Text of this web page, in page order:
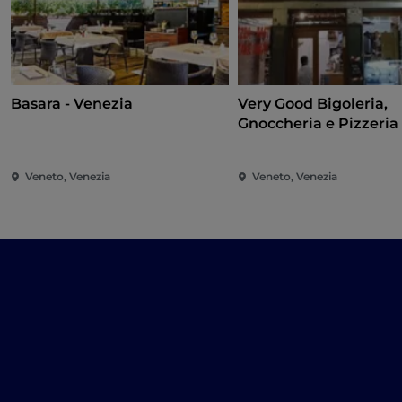
Basara - Venezia
Veneto, Venezia
Very Good Bigoleria,
Gnoccheria e Pizzeria
Veneto, Venezia